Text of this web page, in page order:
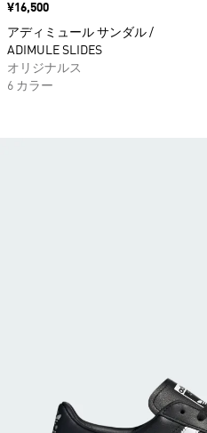
価格
¥16,500
アディミュール サンダル /
ADIMULE SLIDES
オリジナルス
6 カラー